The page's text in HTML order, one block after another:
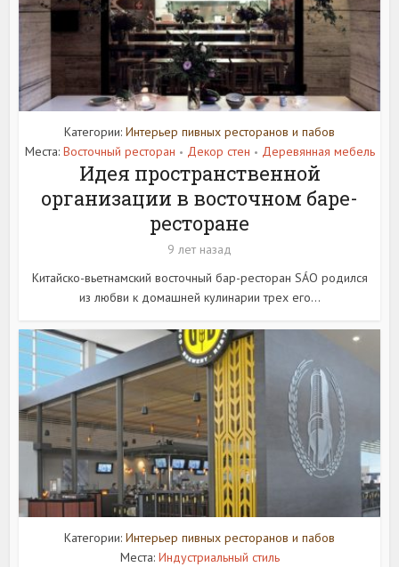
Категории: Интерьер пивных ресторанов и пабов
Места: Восточный ресторан • Декор стен • Деревянная мебель
Идея пространственной
организации в восточном баре-
ресторане
9 лет назад
Китайско-вьетнамский восточный бар-ресторан SÁO родился
из любви к домашней кулинарии трех его...
Категории: Интерьер пивных ресторанов и пабов
Места: Индустриальный стиль